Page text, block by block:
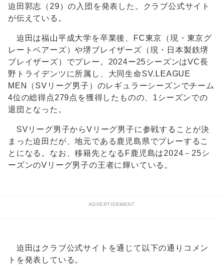
迫田郭志（29）の入団を発表した。クラブ公式サイト
が伝えている。
迫田は福山平成大学を卒業後、FC東京（現・東京グ
レートベアーズ）や堺ブレイザーズ（現・日本製鉄堺
ブレイザーズ）でプレー。2024ー25シーズンはVC長
野トライデンツに所属し、大同生命SV.LEAGUE
MEN（SVリーグ男子）のレギュラーシーズンでチーム
4位の総得点279点を獲得したものの、1シーズンでの
退団となった。
SVリーグ男子からVリーグ男子に参戦することが決
まった迫田だが、地元である鹿児島県でプレーするこ
とになる。なお、移籍先となるF鹿児島は2024－25シ
ーズンのVリーグ男子の王者に輝いている。
ADVERTISEMENT
迫田はクラブ公式サイトを通じて以下の通りコメン
トを発表している。